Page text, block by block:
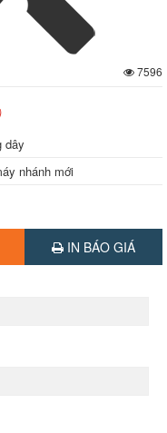
7596
dây
nhánh mới
IN BÁO GIÁ